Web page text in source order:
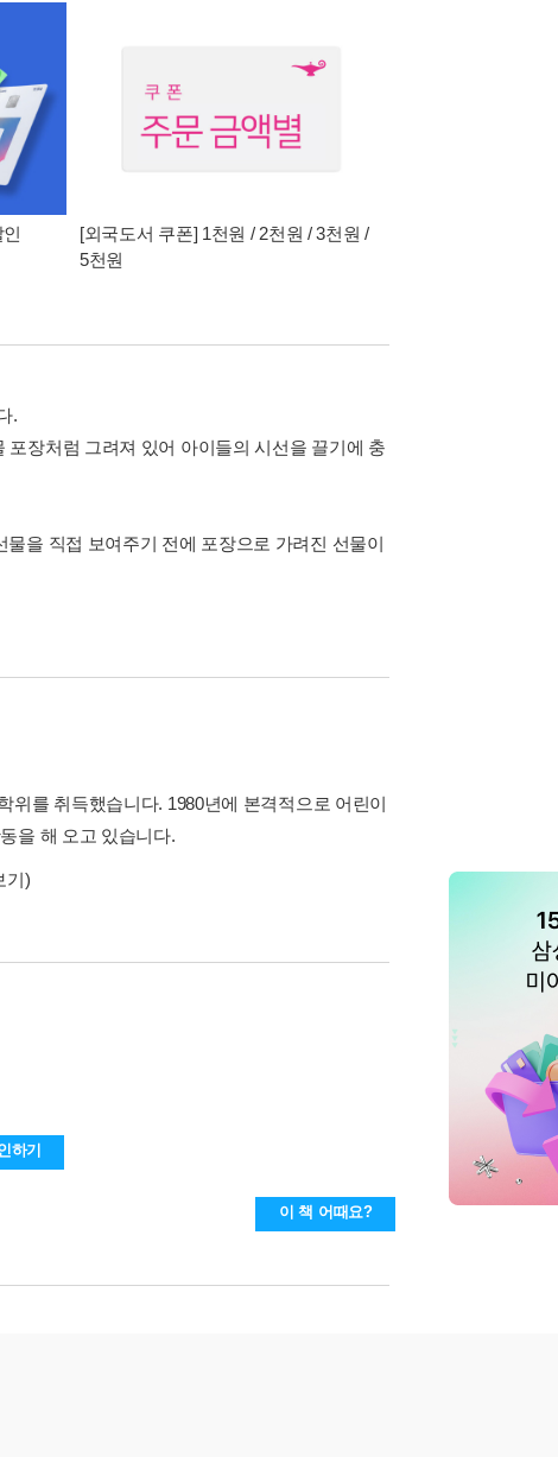
[외국도서 쿠폰] 1천원 / 2천원 / 3천원 /
5천원
.
포장처럼 그려져 있어 아이들의 시선을 끌기에 충
을 직접 보여주기 전에 포장으로 가려진 선물이
위를 취득했습니다. 1980년에 본격적으로 어린이
을 해 오고 있습니다.
기)
하기
이 책 어때요?